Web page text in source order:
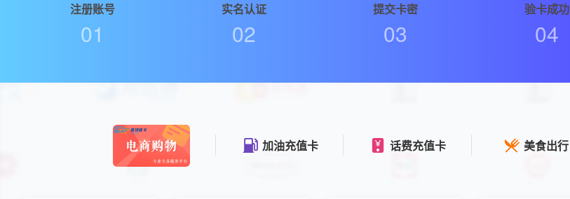
注册账号
01
实名认证
02
提交卡密
03
验卡成功
04
购物礼品卡 加油充值卡 话费充值卡 美食出行